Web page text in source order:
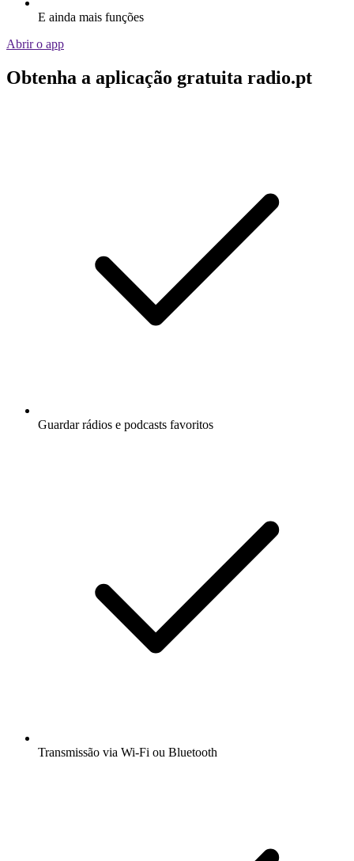
E ainda mais funções
Abrir o app
Obtenha a aplicação gratuita radio.pt
Guardar rádios e podcasts favoritos
Transmissão via Wi-Fi ou Bluetooth